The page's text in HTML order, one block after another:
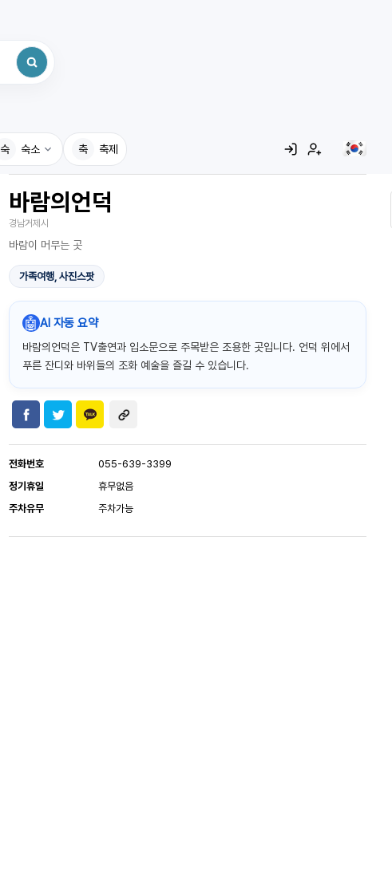
숙 숙소
국내맛집
고수의레시피
축 축제
바람의언덕
경남거제시
바람이 머무는 곳
가족여행, 사진스팟
🤖AI 자동 요약
바람의언덕은 TV출연과 입소문으로 주목받은 조용한 곳입니다. 언덕 위에서
푸른 잔디와 바위들의 조화 예술을 즐길 수 있습니다.
전화번호
055-639-3399
정기휴일
휴무없음
주차유무
주차가능